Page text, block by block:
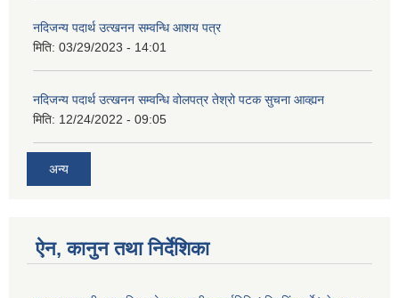
नदिजन्य पदार्थ उत्खनन सम्वन्धि आशय पत्र
मिति: 03/29/2023 - 14:01
नदिजन्य पदार्थ उत्खनन सम्वन्धि वोलपत्र तेश्रो पटक सुचना आव्ह्यन
मिति: 12/24/2022 - 09:05
अन्य
ऐन, कानुन तथा निर्देशिका